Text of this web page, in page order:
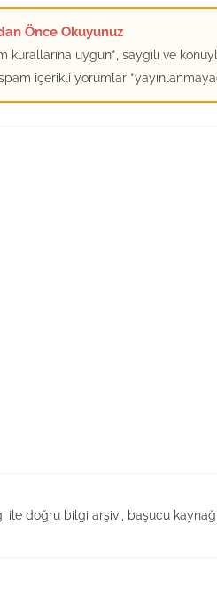
Önce Okuyunuz
kurallarına uygun*, saygılı ve
içerikli yorumlar
ile doğru bilgi arşivi, başucu